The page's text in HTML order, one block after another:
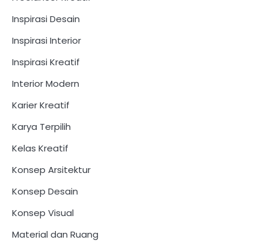
Inspirasi Desain
Inspirasi Interior
Inspirasi Kreatif
Interior Modern
Karier Kreatif
Karya Terpilih
Kelas Kreatif
Konsep Arsitektur
Konsep Desain
Konsep Visual
Material dan Ruang